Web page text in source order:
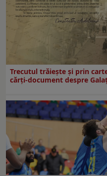
Trecutul trăiește și prin
cărți-document despre